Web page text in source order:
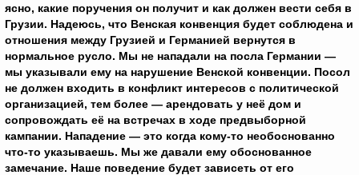
ясно, какие поручения он получит и как должен вести себя в
Грузии. Надеюсь, что Венская конвенция будет соблюдена и
отношения между Грузией и Германией вернутся в
нормальное русло. Мы не нападали на посла Германии —
мы указывали ему на нарушение Венской конвенции. Посол
не должен входить в конфликт интересов с политической
организацией, тем более — арендовать у неё дом и
сопровождать её на встречах в ходе предвыборной
кампании. Нападение — это когда кому-то необоснованно
что-то указываешь. Мы же давали ему обоснованное
замечание. Наше поведение будет зависеть от его